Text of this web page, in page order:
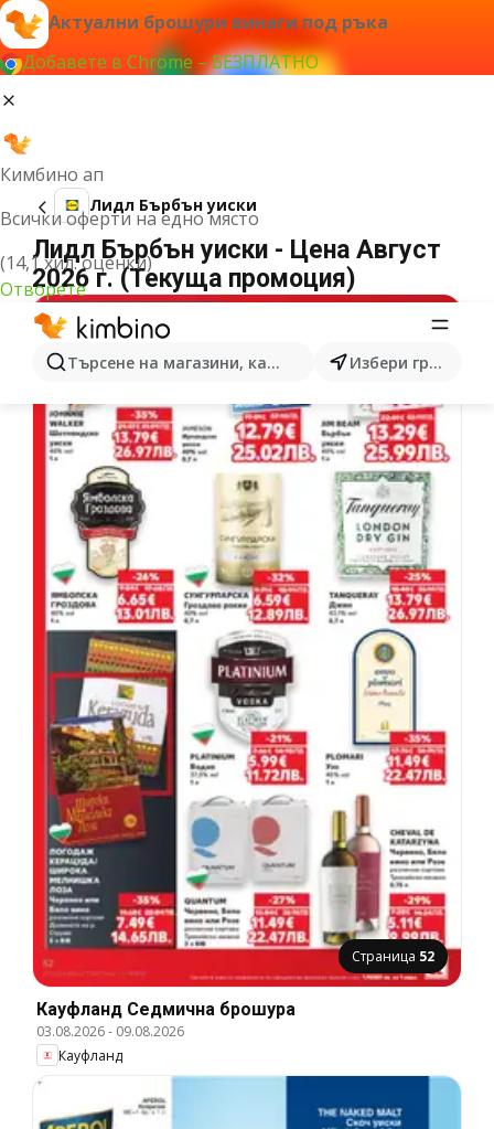
Актуални брошури винаги под ръка
Добавете в Chrome – БЕЗПЛАТНО
Кимбино ап
Всички оферти на едно място
(14,1 хил. оценки)
Отворете
Търсене на магазини, категории, продукти...Избери град
Лидл Бърбън уиски
Лидл Бърбън уиски - Цена Август
2026 г. (Текуща промоция)
Страница 52
Кауфланд Cедмична брошура
03.08.2026- 09.08.2026
Кауфланд